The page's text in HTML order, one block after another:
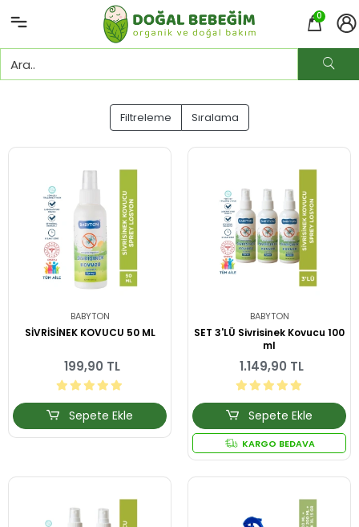
0
Filtreleme Sıralama
BABYTON
SİVRİSİNEK KOVUCU 50 ML
199,90 TL
Sepete Ekle
BABYTON
SET 3'LÜ Sivrisinek Kovucu 100
ml
1.149,90 TL
Sepete Ekle
KARGO BEDAVA